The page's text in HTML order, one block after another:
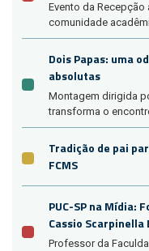
Evento da
comunidade
Dois Papas: uma
absolutas
Montagem dirigida
transforma o
Tradição de pai
FCMS
PUC-SP na Mídia:
Cassio Scarpinella
Professor da